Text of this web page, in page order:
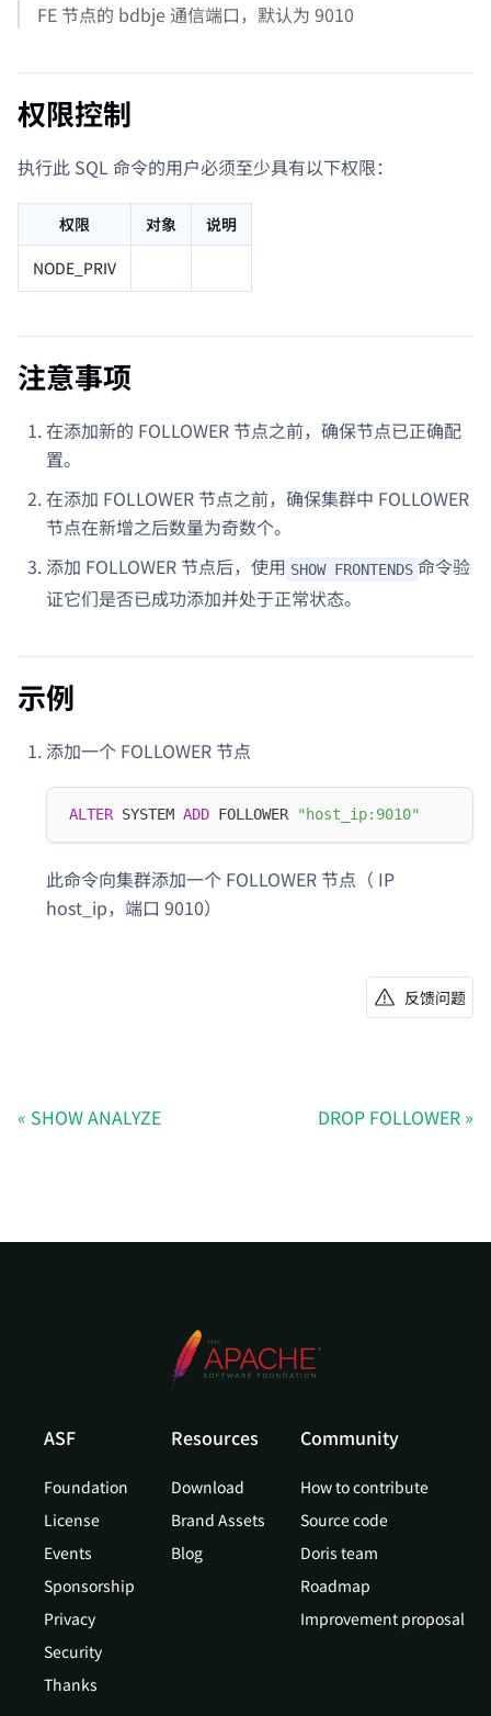
FE 节点的 bdbje 通信端口，默认为 9010
权限控制
执行此 SQL 命令的用户必须至少具有以下权限：
权限 对象
说明
NODE_PRIV
注意事项
在添加新的 FOLLOWER 节点之前，确保节点已正确配
置。
在添加 FOLLOWER 节点之前，确保集群中 FOLLOWER
节点在新增之后数量为奇数个。
添加 FOLLOWER 节点后，使用 SHOW FRONTENDS 命令验
证它们是否已成功添加并处于正常状态。
示例
添加一个 FOLLOWER 节点
ALTER SYSTEM ADD FOLLOWER "host_ip:9010"
此命令向集群添加一个 FOLLOWER 节点（ IP
host_ip，端口 9010）
反馈问题
SHOW ANALYZE DROP FOLLOWER
ASF
Foundation
License
Events
Sponsorship
Privacy
Security
Thanks
Resources
Download
Brand Assets
Blog
Community
How to contribute
Source code
Doris team
Roadmap
Improvement proposal